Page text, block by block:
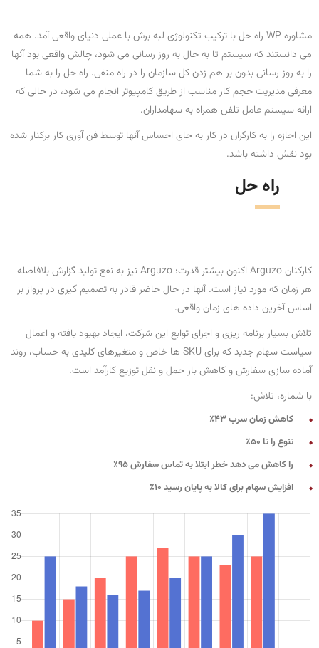
مشاوره WP راه حل با ترکیب تکنولوژی لبه برش با عملی دنیای واقعی آمد. همه
می دانستند که سیستم تا به حال به روز رسانی می شود، چالش واقعی بود آنها
را به روز رسانی بدون بر هم زدن کل سازمان را در راه منفی. راه حل را به شما
معرفی مدیریت حجم کار مناسب از طریق کامپیوتر انجام می شود، در حالی که
ارائه سیستم عامل تلفن همراه به سهامداران.
این اجازه را به کارگران در کار به جای احساس آنها توسط فن آوری کار برکنار شده
بود نقش داشته باشد.
راه حل
کارکنان Arguzo اکنون بیشتر قدرت؛ Arguzo نیز به نفع تولید گزارش بلافاصله
هر زمان که مورد نیاز است. آنها در حال حاضر قادر به تصمیم گیری در پرواز بر
اساس آخرین داده های زمان واقعی.
تلاش بسیار برنامه ریزی و اجرای توابع این شرکت، ایجاد بهبود یافته و اعمال
سیاست سهام جدید که برای SKU ها خاص و متغیرهای کلیدی به حساب، روند
آماده سازی سفارش و کاهش بار حمل و نقل توزیع کارآمد است.
با شماره، تلاش:
کاهش زمان سرب 43٪
تنوع را تا 50٪
را کاهش می دهد خطر ابتلا به تماس سفارش 95٪
افزایش سهام برای کالا به پایان رسید 10٪